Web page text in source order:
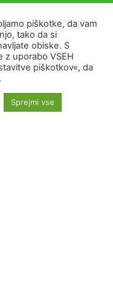
ki živi in diha
piškotke, da vam
tako da si
obiske. S
z uporabo VSEH
piškotkov«, da
Sprejmi vse